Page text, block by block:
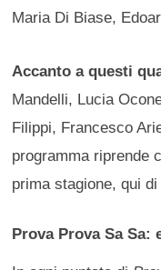
Maria Di Biase,
Accanto a questi
Mandelli, Lucia
Filippi, Francesco
programma riprende
prima stagione, qui
Prova Prova Sa Sa: